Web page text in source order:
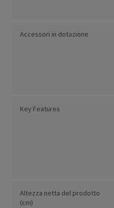
Accessori in dotazione
Key Features
Altezza netta del prodotto
(cm)